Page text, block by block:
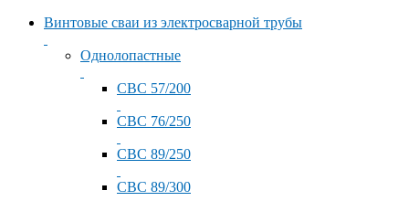
Винтовые сваи из электросварной трубы
Однолопастные
СВС 57/200
СВС 76/250
СВС 89/250
СВС 89/300